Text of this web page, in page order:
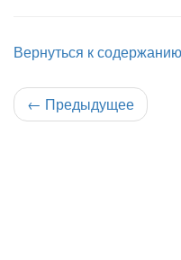
Вернуться к
← Предыдущее